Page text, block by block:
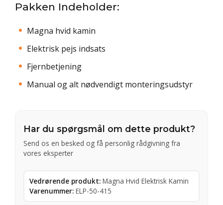
Pakken Indeholder:
Magna hvid kamin
Elektrisk pejs indsats
Fjernbetjening
Manual og alt nødvendigt monteringsudstyr
Har du spørgsmål om dette produkt?
Send os en besked og få personlig rådgivning fra
vores eksperter
Vedrørende produkt: Magna Hvid Elektrisk Kamin
Varenummer: ELP-50-415